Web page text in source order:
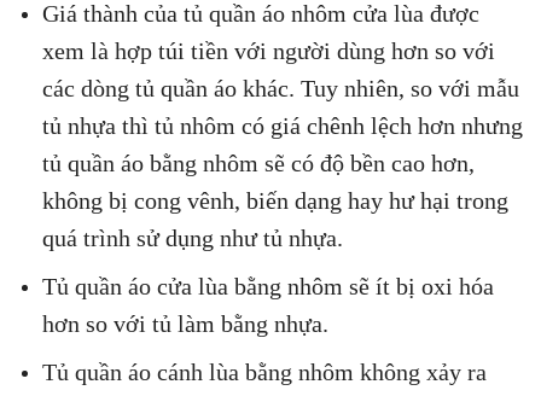
Giá thành của tủ quần áo nhôm cửa lùa được
xem là hợp túi tiền với người dùng hơn so với
các dòng tủ quần áo khác. Tuy nhiên, so với mẫu
tủ nhựa thì tủ nhôm có giá chênh lệch hơn nhưng
tủ quần áo bằng nhôm sẽ có độ bền cao hơn,
không bị cong vênh, biến dạng hay hư hại trong
quá trình sử dụng như tủ nhựa.
Tủ quần áo cửa lùa bằng nhôm sẽ ít bị oxi hóa
hơn so với tủ làm bằng nhựa.
Tủ quần áo cánh lùa bằng nhôm không xảy ra